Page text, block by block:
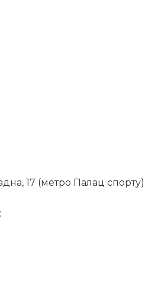
17 (метро Палац спорту)